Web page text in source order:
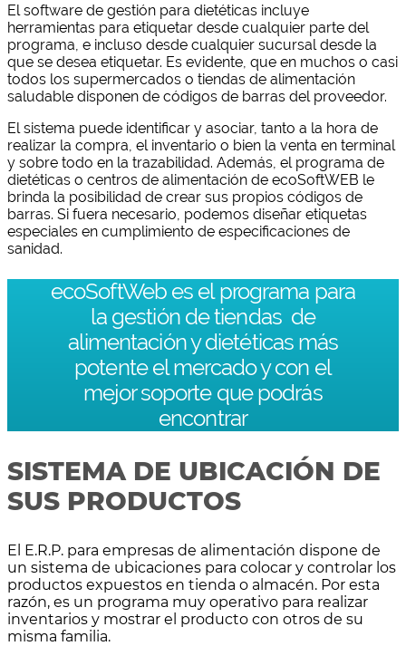
El software de gestión para dietéticas incluye
herramientas para etiquetar desde cualquier parte del
programa, e incluso desde cualquier sucursal desde la
que se desea etiquetar. Es evidente, que en muchos o casi
todos los supermercados o tiendas de alimentación
saludable disponen de códigos de barras del proveedor.
El sistema puede identificar y asociar, tanto a la hora de
realizar la compra, el inventario o bien la venta en terminal
y sobre todo en la trazabilidad. Además, el programa de
dietéticas o centros de alimentación de ecoSoftWEB le
brinda la posibilidad de crear sus propios códigos de
barras. Si fuera necesario, podemos diseñar etiquetas
especiales en cumplimiento de especificaciones de
sanidad.
ecoSoftWeb es el programa para
la gestión de tiendas de
alimentación y dietéticas más
potente el mercado y con el
mejor soporte que podrás
encontrar
SISTEMA DE UBICACIÓN DE
SUS PRODUCTOS
El E.R.P. para empresas de alimentación dispone de
un sistema de ubicaciones para colocar y controlar los
productos expuestos en tienda o almacén. Por esta
razón, es un programa muy operativo para realizar
inventarios y mostrar el producto con otros de su
misma familia.